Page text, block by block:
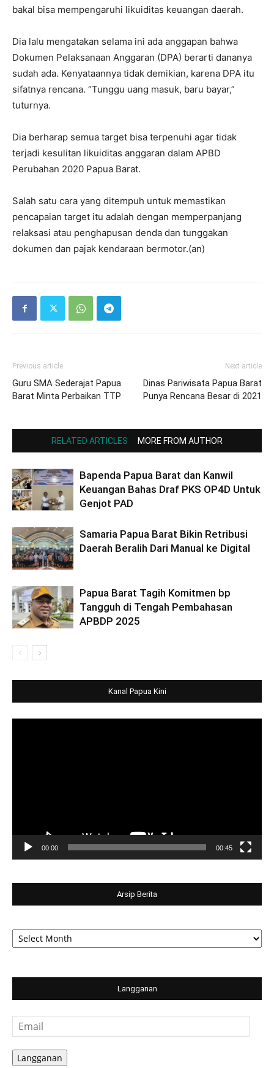
bakal bisa mempengaruhi likuiditas keuangan daerah.
Dia lalu mengatakan selama ini ada anggapan bahwa
Dokumen Pelaksanaan Anggaran (DPA) berarti dananya
sudah ada. Kenyataannya tidak demikian, karena DPA itu
sifatnya rencana. “Tunggu uang masuk, baru bayar,”
tuturnya.
Dia berharap semua target bisa terpenuhi agar tidak
terjadi kesulitan likuiditas anggaran dalam APBD
Perubahan 2020 Papua Barat.
Salah satu cara yang ditempuh untuk memastikan
pencapaian target itu adalah dengan memperpanjang
relaksasi atau penghapusan denda dan tunggakan
dokumen dan pajak kendaraan bermotor.(an)
Previous article
Guru SMA Sederajat Papua
Barat Minta Perbaikan TTP
Next article
Dinas Pariwisata Papua Barat
Punya Rencana Besar di 2021
RELATED ARTICLES MORE FROM AUTHOR
Bapenda Papua Barat dan Kanwil
Keuangan Bahas Draf PKS OP4D Untuk
Genjot PAD
Samaria Papua Barat Bikin Retribusi
Daerah Beralih Dari Manual ke Digital
Papua Barat Tagih Komitmen bp
Tangguh di Tengah Pembahasan
APBDP 2025
Kanal Papua Kini
00:00 00:45
Arsip Berita
Arsip
Berita
Langganan
Email
Langganan